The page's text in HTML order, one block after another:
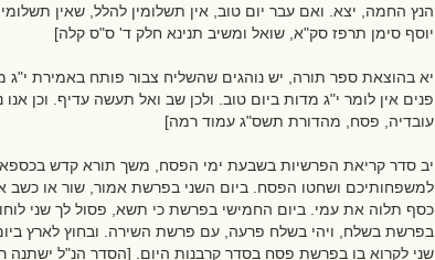
הנץ החמה, יצא. ואם עבר יום טוב, אין תשלומין להלל, שאין
יוסף סימן תרפז סק"א, שואל ומשיב תנינא חלק ד' ס"ס קלה]
יא בהוצאת ספר תורה, יש נוהגים שהשליח צבור פותח באמירת
פנים אין לומר י"ג מדות ביום טוב. ולכן שב ואל תעשה עדיף. וכן
עובדיה, פסח, מהדורת תשס"ג עמוד רמה]
יב סדר קריאת הפרשיות בשבעת ימי הפסח, משך תורא קדש
למשפחותיכם ושחטו הפסח. ביום השני בפרשת אמור, שור או כשב
כסף תלוה את עמי. ביום החמישי בפרשת כי תשא, פסול לך שני
בפרשת בשלח, ויהי בשלח פרעה, עם פרשת השירה. ובחוץ לארץ
שני לקרוא בו בפרשת פסח בסדר קרבנות היום. [הסדר הנ"ל